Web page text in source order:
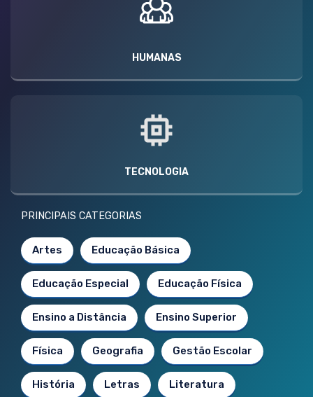
HUMANAS
TECNOLOGIA
PRINCIPAIS CATEGORIAS
Artes Educação Básica
Educação Especial Educação Física
Ensino a Distância Ensino Superior
Física Geografia Gestão Escolar
História Letras Literatura